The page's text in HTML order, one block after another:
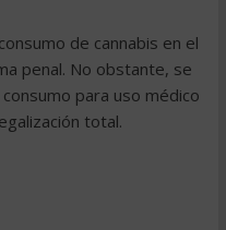
de cannabis en el
penal. No obstante, se
para uso médico
total.